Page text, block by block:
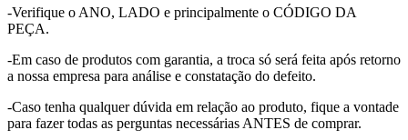
-Verifique o ANO, LADO e principalmente o CÓDIGO DA
PEÇA.
-Em caso de produtos com garantia, a troca só será feita após retorno
a nossa empresa para análise e constatação do defeito.
-Caso tenha qualquer dúvida em relação ao produto, fique a vontade
para fazer todas as perguntas necessárias ANTES de comprar.